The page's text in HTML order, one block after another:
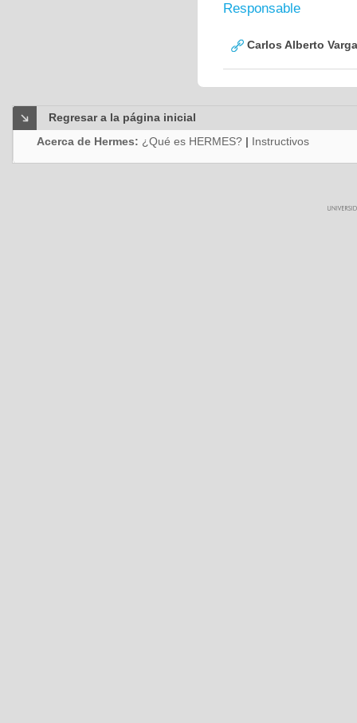
Responsable
Carlos Alberto
Regresar a la página inicial
Acerca de Hermes: ¿Qué es HERMES? | Instructivos